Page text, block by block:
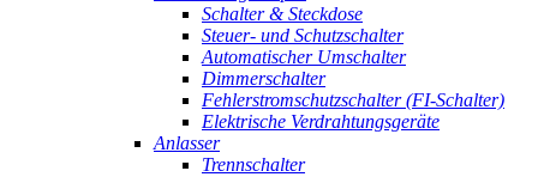
Schalter & Steckdose
Steuer- und Schutzschalter
Automatischer Umschalter
Dimmerschalter
Fehlerstromschutzschalter (FI-Schalter)
Elektrische Verdrahtungsgeräte
Anlasser
Trennschalter